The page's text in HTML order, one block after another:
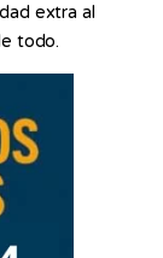
extra al
todo.